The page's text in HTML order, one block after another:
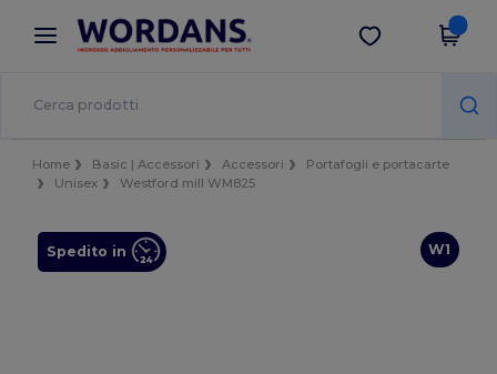
× App Wordans
Prezzi migliori sull'app!
Scarica app
Home Basic | Accessori Accessori
Portafogli e portacarte
Unisex
Westford mill WM825
W1
Spedito in